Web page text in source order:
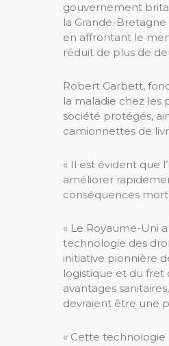
gouvernement
la Grande-
en affrontant le
réduit de plus de
Robert Garbett,
la maladie chez les
société protégés,
camionnettes de
« Il est évident que
améliorer
conséquences
« Le Royaume-Uni
technologie des
initiative pionnière
logistique et du fret
avantages
devraient être une
« Cette